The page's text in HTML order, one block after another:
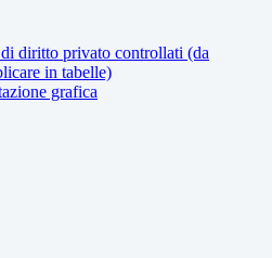
diritto privato controllati (da
in tabelle)
grafica